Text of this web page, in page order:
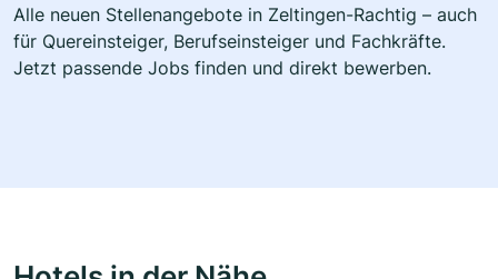
Alle neuen Stellenangebote in Zeltingen-Rachtig – auch
für Quereinsteiger, Berufseinsteiger und Fachkräfte.
Jetzt passende Jobs finden und direkt bewerben.